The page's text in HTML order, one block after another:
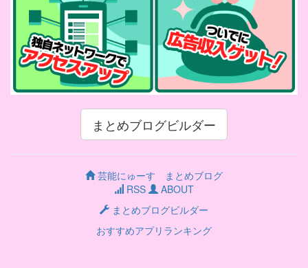
まとめブログビルダー
芸能にゅーす まとめブログ
RSS
ABOUT
まとめブログビルダー
おすすめアプリランキング